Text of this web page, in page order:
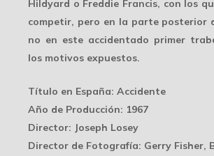
Hildyard o Freddie Francis, con los
competir, pero en la parte posterior
no en este accidentado primer
los motivos expuestos.
Título en España: Accidente
Año de Producción: 1967
Director: Joseph Losey
Director de Fotografía: Gerry Fisher,